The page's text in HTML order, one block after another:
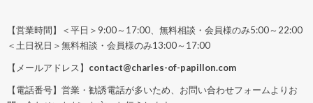
【営業時間】＜平日＞9:00～17:00、無料相談・会員様のみ5:00～22:00
＜土日祝日＞無料相談・会員様のみ13:00～17:00
【メールアドレス】 contact@charles-of-papillon.com
【電話番号】営業・勧誘電話が多いため、お問い合わせフォームよりお